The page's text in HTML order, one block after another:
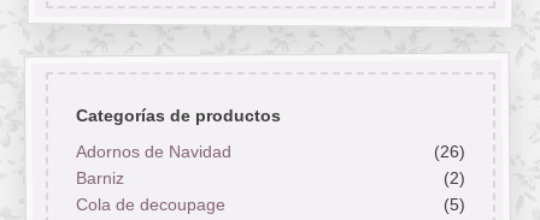
Categorías de productos
Adornos de Navidad
(26)
Barniz
(2)
Cola de decoupage
(5)